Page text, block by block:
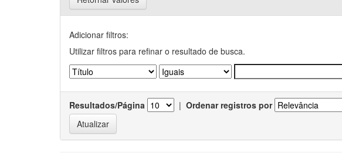
Adicionar filtros:
Utilizar filtros para refinar o resultado de busca.
Resultados/Página | Ordenar registros por